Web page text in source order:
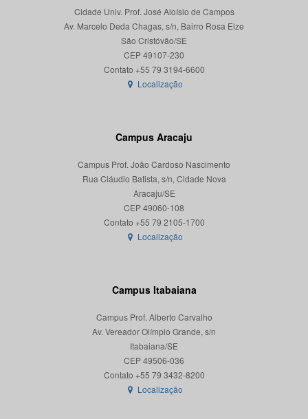
Cidade Univ. Prof. José Aloísio de Campos
Av. Marcelo Deda Chagas, s/n, Bairro Rosa Elze
São Cristóvão/SE
CEP 49107-230
Localização
Campus Aracaju
Campus Prof. João Cardoso Nascimento
Rua Cláudio Batista, s/n, Cidade Nova
Aracaju/SE
CEP 49060-108
Localização
Campus Itabaiana
Campus Prof. Alberto Carvalho
Av. Vereador Olímpio Grande, s/n
Itabaiana/SE
CEP 49506-036
Localização